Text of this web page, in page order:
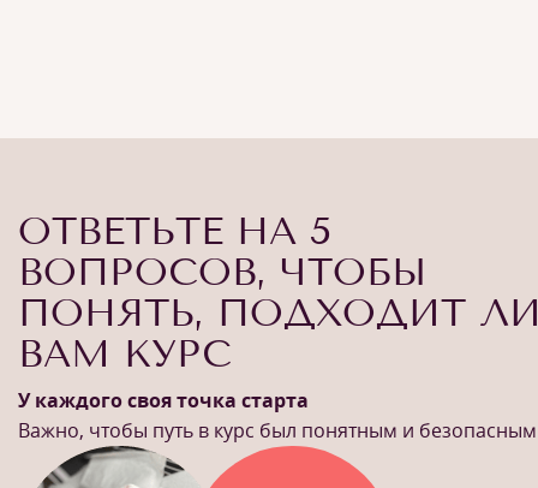
ОТВЕТЬТЕ НА 5
ВОПРОСОВ, ЧТОБЫ
ПОНЯТЬ, ПОДХОДИТ
ВАМ КУРС
У каждого своя точка старта
Важно, чтобы путь в курс был понятным и безопасным